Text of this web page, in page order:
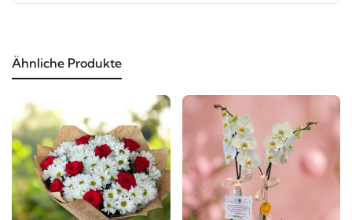
Ähnliche Produkte